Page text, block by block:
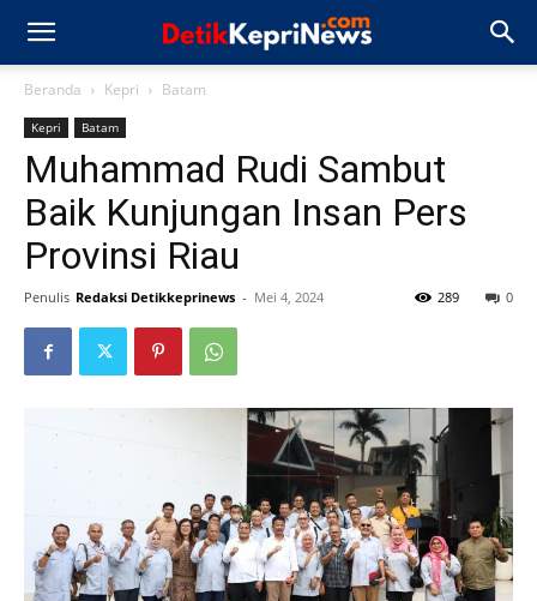
Beranda Kepri Batam
Kepri Batam
Muhammad Rudi Sambut
Baik Kunjungan Insan Pers
Provinsi Riau
Penulis Redaksi Detikkeprinews - Mei 4, 2024 0
289